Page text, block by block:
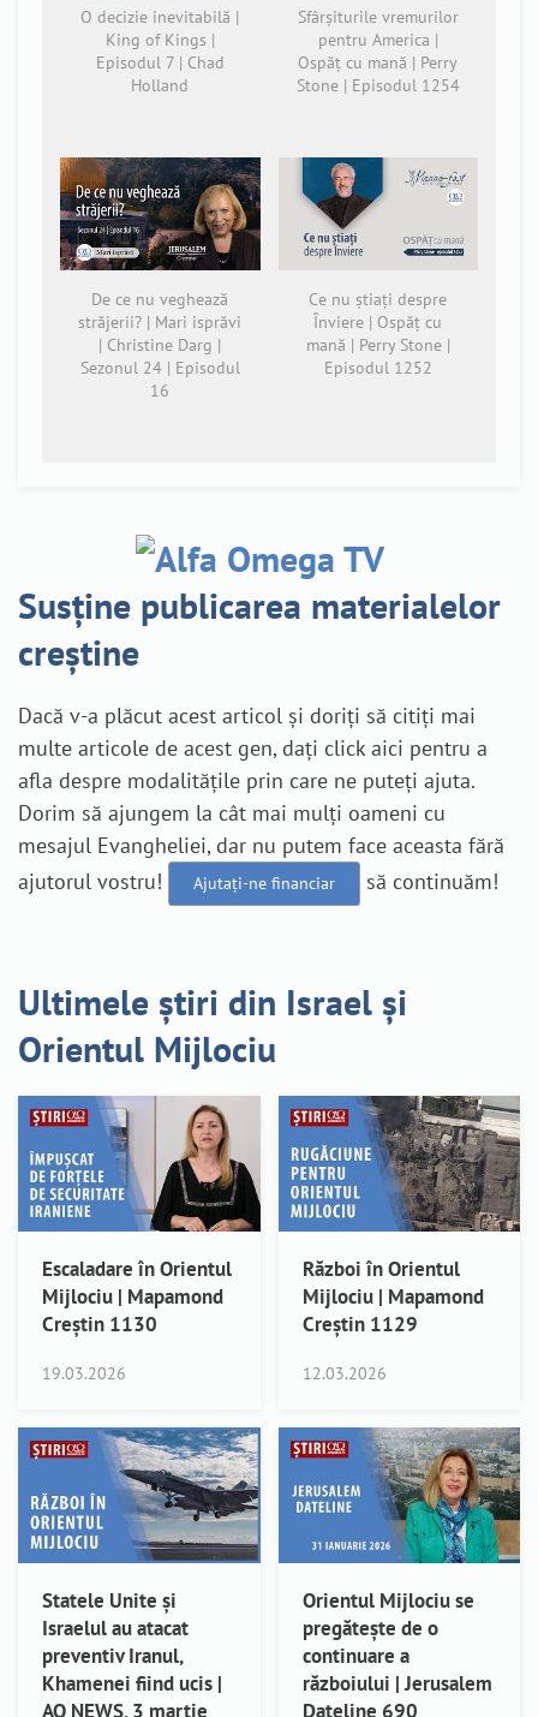
O decizie inevitabilă |
King of Kings |
Episodul 7 | Chad
Holland
Sfârșiturile vremurilor
pentru America |
Ospăț cu mană | Perry
Stone | Episodul 1254
De ce nu veghează
străjerii? | Mari isprăvi
| Christine Darg |
Sezonul 24 | Episodul
16
Ce nu știați despre
Înviere | Ospăț cu
mană | Perry Stone |
Episodul 1252
Susține publicarea materialelor
creștine
Dacă v-a plăcut acest articol și doriți să citiți mai
multe articole de acest gen, dați click aici pentru a
afla despre modalitățile prin care ne puteți ajuta.
Dorim să ajungem la cât mai mulți oameni cu
mesajul Evangheliei, dar nu putem face aceasta fără
ajutorul vostru!
Ajutați-ne financiar să continuăm!
Ultimele știri din Israel și
Orientul Mijlociu
Escaladare în Orientul
Mijlociu | Mapamond
Creștin 1130
19.03.2026
Război în Orientul
Mijlociu | Mapamond
Creștin 1129
12.03.2026
Statele Unite și
Israelul au atacat
preventiv Iranul,
Khamenei fiind ucis |
AO NEWS, 3 martie
Orientul Mijlociu se
pregătește de o
continuare a
războiului | Jerusalem
Dateline 690